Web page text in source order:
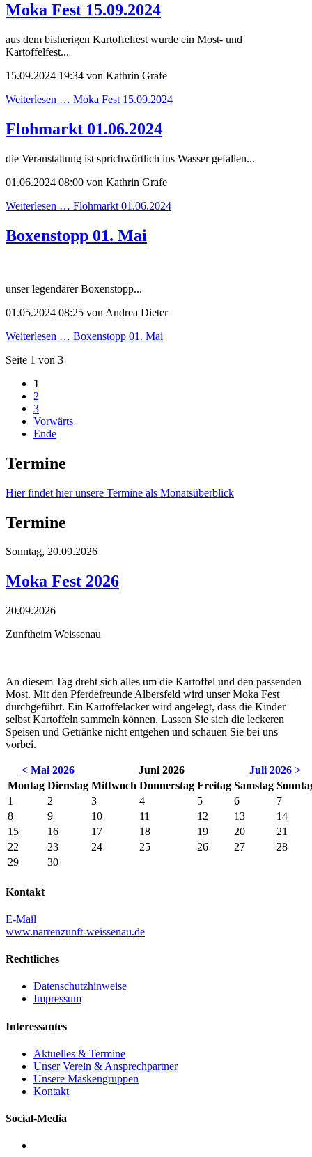
Moka Fest 15.09.2024
aus dem bisherigen Kartoffelfest wurde ein Most- und
Kartoffelfest...
15.09.2024 19:34 von Kathrin Grafe
Weiterlesen … Moka Fest 15.09.2024
Flohmarkt 01.06.2024
die Veranstaltung ist sprichwörtlich ins Wasser gefallen...
01.06.2024 08:00 von Kathrin Grafe
Weiterlesen … Flohmarkt 01.06.2024
Boxenstopp 01. Mai
unser legendärer Boxenstopp...
01.05.2024 08:25 von Andrea Dieter
Weiterlesen … Boxenstopp 01. Mai
Seite 1 von 3
1
2
3
Vorwärts
Ende
Termine
Hier findet hier unsere Termine als Monatsüberblick
Termine
Sonntag, 20.09.2026
Moka Fest 2026
20.09.2026
Zunftheim Weissenau
An diesem Tag dreht sich alles um die Kartoffel und den passenden
Most. Mit den Pferdefreunde Albersfeld wird unser Moka Fest
durchgeführt. Ein Kartoffelacker wird angelegt, dass die Kinder
selbst Kartoffeln sammeln können. Lassen Sie sich die leckeren
Speisen und Getränke nicht entgehen und schauen Sie bei uns
vorbei.
< Mai 2026 Juni 2026
Juli 2026 >
Montag Dienstag Mittwoch Donnerstag Freitag Samstag
1
2 3 4 5 6
7
8
9 10 11 12 13
14
15
16 17 18 19 20
21
22
23 24 25 26 27
28
29
30
Kontakt
E-Mail
www.narrenzunft-weissenau.de
Rechtliches
Datenschutzhinweise
Impressum
Interessantes
Aktuelles & Termine
Unser Verein & Ansprechpartner
Unsere Maskengruppen
Kontakt
Social-Media